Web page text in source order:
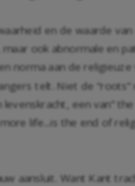
en de waarde van
ook abnormale en
norma aan de
telt. Niet de “roots”
een van”
life...is the end of
aansluit. Want Kant